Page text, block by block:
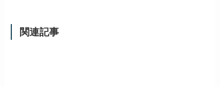
関連記事